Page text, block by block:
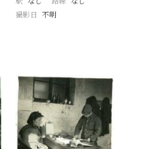
撮影日 不明